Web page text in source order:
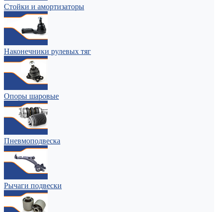
Стойки и амортизаторы
Наконечники рулевых тяг
Опоры шаровые
Пневмоподвеска
Рычаги подвески